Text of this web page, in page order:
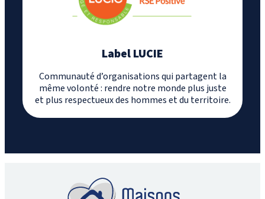
Label LUCIE
Communauté d’organisations qui partagent la
même volonté : rendre notre monde plus juste
et plus respectueux des hommes et du territoire.